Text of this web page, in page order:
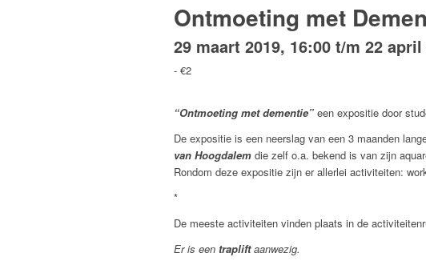
Ontmoeting met
29 maart 2019, 16:00 t/m 22 april
- €2
“Ontmoeting met dementie” een expositie door
De expositie is een neerslag van een 3 maanden
van Hoogdalem die zelf o.a. bekend is van zijn
Rondom deze expositie zijn er allerlei activiteiten:
*
De meeste activiteiten vinden plaats in de
Er is een trapliftaanwezig.